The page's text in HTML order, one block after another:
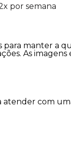
por semana
manter a
As imagens
atender com